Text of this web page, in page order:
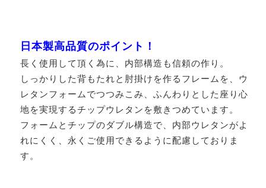
日本製高品質のポイント！
長く使用して頂く為に、内部構造も信頼の作り。
しっかりした背もたれと肘掛けを作るフレームを、ウ
レタンフォームでつつみこみ、ふんわりとした座り心
地を実現するチップウレタンを敷きつめています。
フォームとチップのダブル構造で、内部ウレタンがよ
れにくく、永くご使用できるように配慮しておりま
す。